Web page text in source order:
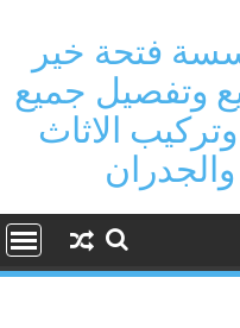
مؤسسة فتحة خير
وتفصيل جميع
الاثاث